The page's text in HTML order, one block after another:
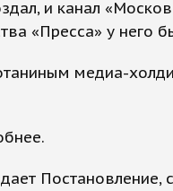
и канал
«Пресса» у него
медиа-
Постановление,